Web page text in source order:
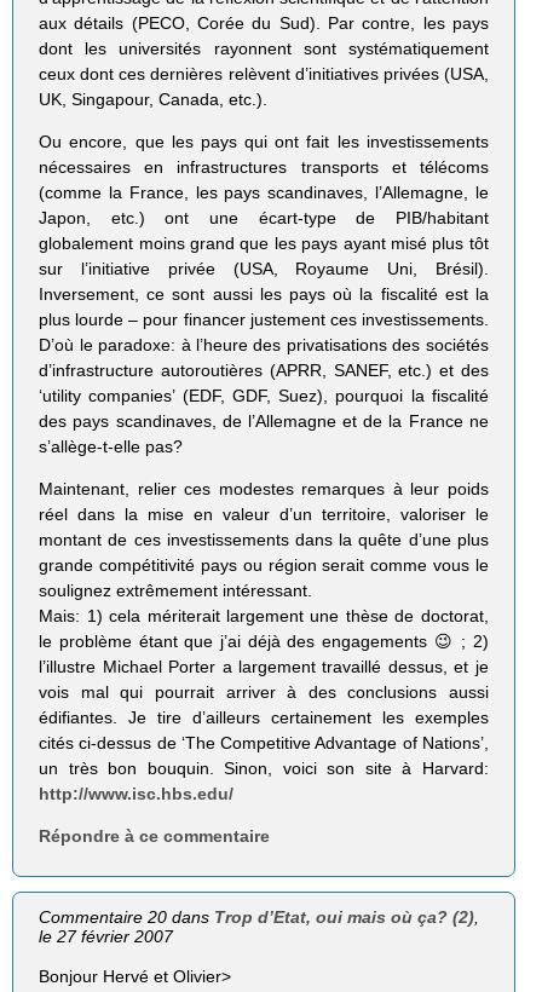
aux détails (PECO, Corée du Sud). Par contre, les pays
dont les universités rayonnent sont systématiquement
ceux dont ces dernières relèvent d’initiatives privées (USA,
UK, Singapour, Canada, etc.).
Ou encore, que les pays qui ont fait les investissements
nécessaires en infrastructures transports et télécoms
(comme la France, les pays scandinaves, l’Allemagne, le
Japon, etc.) ont une écart-type de PIB/habitant
globalement moins grand que les pays ayant misé plus tôt
sur l’initiative privée (USA, Royaume Uni, Brésil).
Inversement, ce sont aussi les pays où la fiscalité est la
plus lourde – pour financer justement ces investissements.
D’où le paradoxe: à l’heure des privatisations des sociétés
d’infrastructure autoroutières (APRR, SANEF, etc.) et des
‘utility companies’ (EDF, GDF, Suez), pourquoi la fiscalité
des pays scandinaves, de l’Allemagne et de la France ne
s’allège-t-elle pas?
Maintenant, relier ces modestes remarques à leur poids
réel dans la mise en valeur d’un territoire, valoriser le
montant de ces investissements dans la quête d’une plus
grande compétitivité pays ou région serait comme vous le
soulignez extrêmement intéressant.
Mais: 1) cela mériterait largement une thèse de doctorat,
le problème étant que j’ai déjà des engagements 😉 ; 2)
l’illustre Michael Porter a largement travaillé dessus, et je
vois mal qui pourrait arriver à des conclusions aussi
édifiantes. Je tire d’ailleurs certainement les exemples
cités ci-dessus de ‘The Competitive Advantage of Nations’,
un très bon bouquin. Sinon, voici son site à Harvard:
http://www.isc.hbs.edu/
Répondre à ce commentaire
Commentaire 20 dans Trop d’Etat, oui mais où ça? (2),
le 27 février 2007
Bonjour Hervé et Olivier>